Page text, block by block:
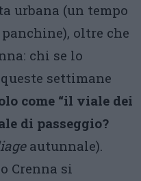
urbana (un tempo
oltre che
chi se lo
settimane
come “il viale dei
di passeggio?
autunnale).
Crenna si